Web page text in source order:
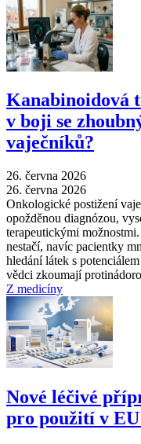
Kanabinoidová
v boji se
vaječníků?
26. června 2026
26. června 2026
Onkologické postižení
opožděnou diagnózou,
terapeutickými
nestačí, navíc pacientky
hledání látek s
vědci zkoumají
Z medicíny
Nové léčivé
pro použití v EU